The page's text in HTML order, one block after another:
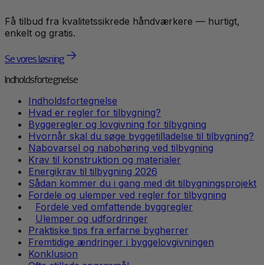
Få tilbud fra kvalitetssikrede håndværkere — hurtigt,
enkelt og gratis.
Se vores løsning
Indholdsfortegnelse
Indholdsfortegnelse
Hvad er regler for tilbygning?
Byggeregler og lovgivning for tilbygning
Hvornår skal du søge byggetilladelse til tilbygning?
Nabovarsel og nabohøring ved tilbygning
Krav til konstruktion og materialer
Energikrav til tilbygning 2026
Sådan kommer du i gang med dit tilbygningsprojekt
Fordele og ulemper ved regler for tilbygning
Fordele ved omfattende byggregler
Ulemper og udfordringer
Praktiske tips fra erfarne bygherrer
Fremtidige ændringer i byggelovgivningen
Konklusion